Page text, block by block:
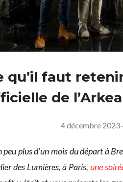
qu’il faut
de
4 décembre 2023
peu plus d’un mois du départ à
des Lumières, à Paris, une